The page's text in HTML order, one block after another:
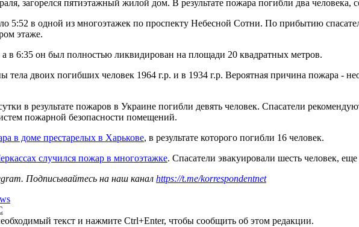
загорелся пятиэтажный жилой дом. В результате пожара погибли два
5:52 в одной из многоэтажек по проспекту Небесной Сотни. По прибытию
этаже.
в 6:35 он был полностью ликвидирован на площади 20 квадратных метров.
двоих погибших человек 1964 г.р. и в 1934 г.р. Вероятная причина пожара -
в результате пожаров в Украине погибли девять человек. Спасатели
пожарной безопасности помещений.
в доме престарелых в Харькове, в результате которого погибли 16 человек.
случился пожар в многоэтажке. Спасатели эвакуировали шесть человек,
Подписывайтесь на наш канал https://t.me/korrespondentnet
текст и нажмите Ctrl+Enter, чтобы сообщить об этом редакции.